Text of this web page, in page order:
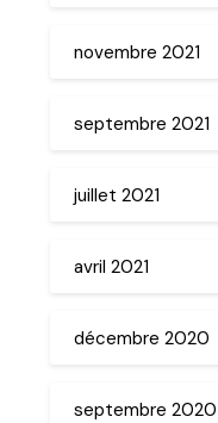
novembre 2021
septembre 2021
juillet 2021
avril 2021
décembre 2020
septembre 2020